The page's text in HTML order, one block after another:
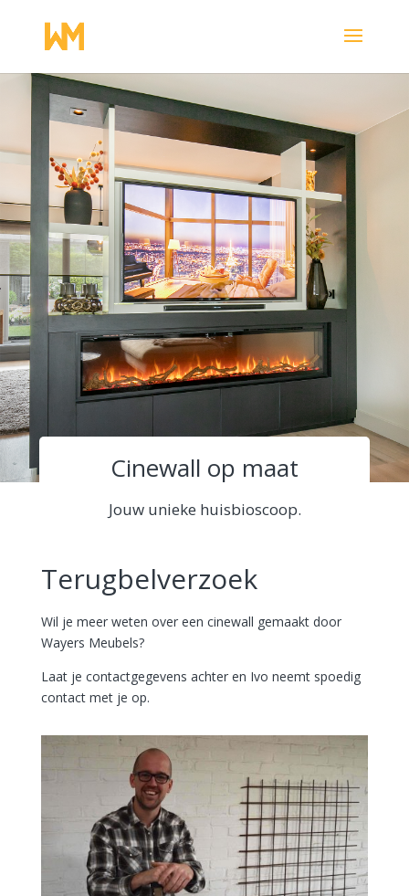
Cinewall op maat
Jouw unieke huisbioscoop.
Terugbelverzoek
Wil je meer weten over een cinewall gemaakt door
Wayers Meubels?
Laat je contactgegevens achter en Ivo neemt spoedig
contact met je op.